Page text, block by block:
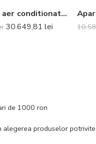
Aparat de aer conditionat pentru plafon Daikin SkyAir Alpha-series Bluevolution FHA125A-RZAG125NV1 Inverter 42000 BTU – Telecomanda inclusa
30.649,81 lei
de 1000 ron
produselor potrivite.